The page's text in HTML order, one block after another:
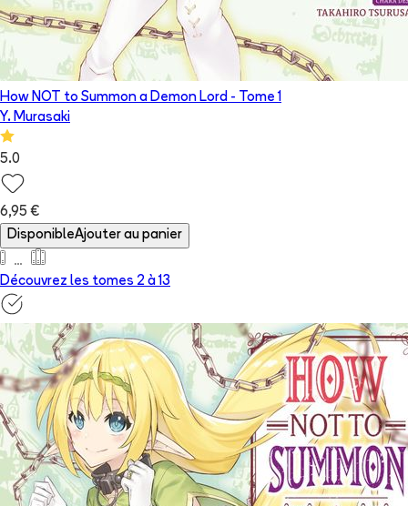
How NOT to Summon a Demon Lord - Tome 1
Y. Murasaki
5.0
6,95 €
DisponibleAjouter au panier
Découvrez les tomes 2 à 13